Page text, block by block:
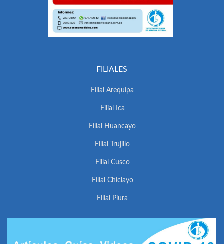
FILIALES
Filial Arequipa
Filial Ica
Filial Huancayo
Filial Trujillo
Filial Cusco
Filial Chiclayo
Filial Piura